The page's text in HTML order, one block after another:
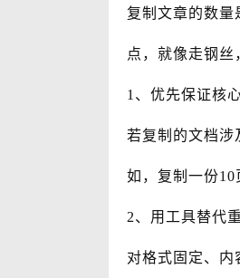
复制文章的数量
点，就像走钢丝
1、优先保证核
若复制的文档涉
如，复制一份10
2、用工具替代
对格式固定、内